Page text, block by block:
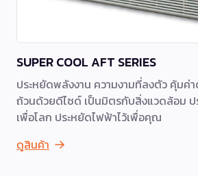
SUPER COOL AFT SERIES
ประหยัดพลังงาน ความงามที่ลงตัว คุ้ม
ถ้วนด้วยดีไซด์ เป็นมิตรกับสิ่งแวดล้อม ป
เพื่อโลก ประหยัดไฟฟ้าไว้เพื่อคุณ
ดูสินค้า